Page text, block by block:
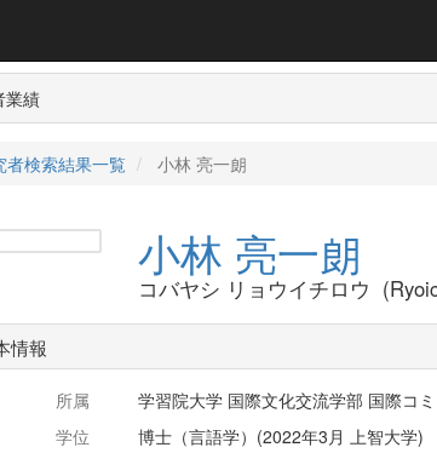
業績
者検索結果一覧 小林 亮一朗
小林 亮一朗
コバヤシ リョウイチロウ
情報
所属
学習院大学 国際文化交流学部 国際コ
学位
博士（言語学）(2022年3月 上智大学)